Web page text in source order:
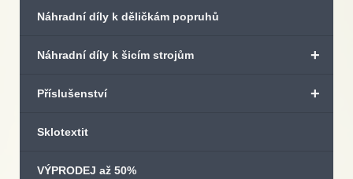
Náhradní díly k děličkám popruhů
+
Náhradní díly k šicím strojům
+
Příslušenství
Sklotextit
VÝPRODEJ až 50%